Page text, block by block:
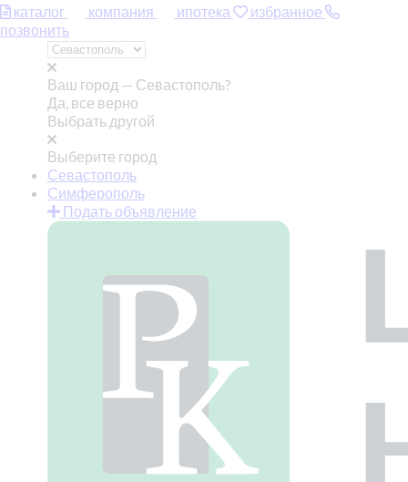
каталог компания ипотека
избранное
позвонить
Ваш город — Севастополь?
Да, все верно
Выбрать другой
Выберите город
Севастополь
Симферополь
Подать объявление